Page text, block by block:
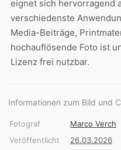
eignet sich hervorragend
verschiedenste
Media-Beiträge,
hochauflösende Foto ist
Lizenz frei nutzbar.
Informationen zum Bild und
Fotograf
Marco Verch
Veröffentlicht
26.03.2026